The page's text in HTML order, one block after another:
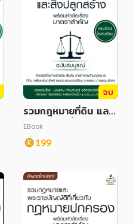
จบ
รวมกฎหมายที่ดิน และ
พ.ร.บ. ภาษีที่ดินและสิ่ง
ปลูกสร้าง พร้อมหัวข้อเ
รื่องมาตราสำคัญ ฉบับ
EBook
199